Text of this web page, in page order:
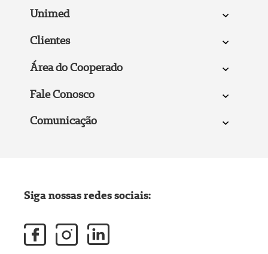
Unimed
Clientes
Área do Cooperado
Fale Conosco
Comunicação
Siga nossas redes sociais: